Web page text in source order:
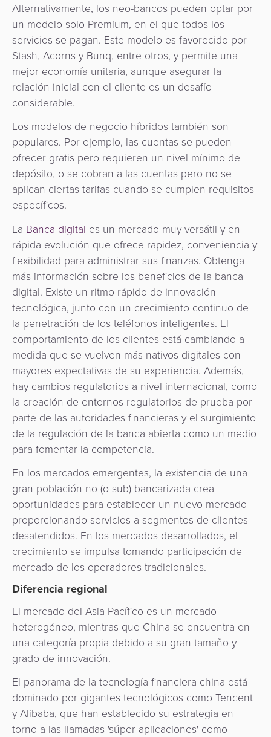
Alternativamente, los neo-bancos pueden optar por
un modelo solo Premium, en el que todos los
servicios se pagan. Este modelo es favorecido por
Stash, Acorns y Bunq, entre otros, y permite una
mejor economía unitaria, aunque asegurar la
relación inicial con el cliente es un desafío
considerable.
Los modelos de negocio híbridos también son
populares. Por ejemplo, las cuentas se pueden
ofrecer gratis pero requieren un nivel mínimo de
depósito, o se cobran a las cuentas pero no se
aplican ciertas tarifas cuando se cumplen requisitos
específicos.
La Banca digital es un mercado muy versátil y en
rápida evolución que ofrece rapidez, conveniencia y
flexibilidad para administrar sus finanzas. Obtenga
más información sobre los beneficios de la banca
digital. Existe un ritmo rápido de innovación
tecnológica, junto con un crecimiento continuo de
la penetración de los teléfonos inteligentes. El
comportamiento de los clientes está cambiando a
medida que se vuelven más nativos digitales con
mayores expectativas de su experiencia. Además,
hay cambios regulatorios a nivel internacional, como
la creación de entornos regulatorios de prueba por
parte de las autoridades financieras y el surgimiento
de la regulación de la banca abierta como un medio
para fomentar la competencia.
En los mercados emergentes, la existencia de una
gran población no (o sub) bancarizada crea
oportunidades para establecer un nuevo mercado
proporcionando servicios a segmentos de clientes
desatendidos. En los mercados desarrollados, el
crecimiento se impulsa tomando participación de
mercado de los operadores tradicionales.
Diferencia regional
El mercado del Asia-Pacífico es un mercado
heterogéneo, mientras que China se encuentra en
una categoría propia debido a su gran tamaño y
grado de innovación.
El panorama de la tecnología financiera china está
dominado por gigantes tecnológicos como Tencent
y Alibaba, que han establecido su estrategia en
torno a las llamadas 'súper-aplicaciones' como